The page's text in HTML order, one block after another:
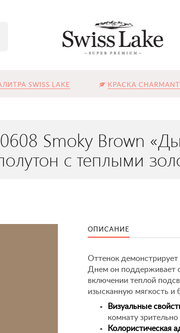
SWISS LAKE КРАСКА CHARMANT
0608 Smoky Brown
с теплыми
ОПИСАНИЕ
Оттенок демонстрирует
Днем он поддерживает
включении теплой
изысканную мягкость и
Визуальные
комнату
Колористическая